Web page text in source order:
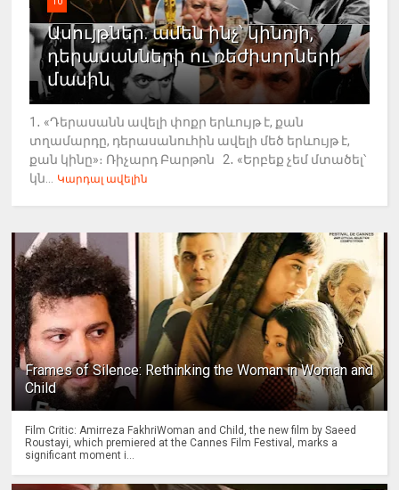
Ասույթներ. ամեն ինչ՝ կինոյի,
դերասանների ու ռեժիսորների
մասին
1․ «Դերասանն ավելի փոքր երևույթ է, քան
տղամարդը, դերասանուհին ավելի մեծ երևույթ է,
քան կինը»։ Ռիչարդ Բարթոն 2․ «Երբեք չեմ մտածել՝
կն...
Կարդալ ավելին
Frames of Silence: Rethinking the Woman in Woman and
Child
Film Critic: Amirreza FakhriWoman and Child, the new film by Saeed
Roustayi, which premiered at the Cannes Film Festival, marks a
significant moment i...